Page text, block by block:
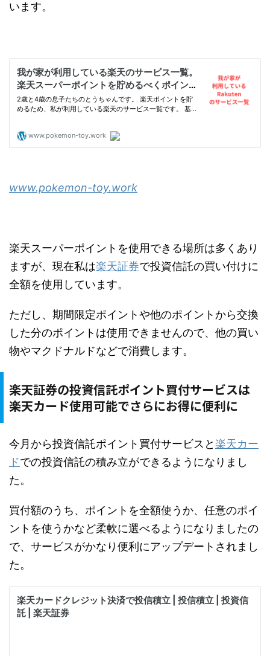
います。
www.pokemon-toy.work
楽天スーパーポイントを使用できる場所は多くあり
ますが、現在私は楽天証券で投資信託の買い付けに
全額を使用しています。
ただし、期間限定ポイントや他のポイントから交換
した分のポイントは使用できませんので、他の買い
物やマクドナルドなどで消費します。
楽天証券の投資信託ポイント買付サービスは
楽天カード使用可能でさらにお得に便利に
今月から投資信託ポイント買付サービスと楽天カー
ドでの投資信託の積み立ができるようになりまし
た。
買付額のうち、ポイントを全額使うか、任意のポイ
ントを使うかなど柔軟に選べるようになりましたの
で、サービスがかなり便利にアップデートされまし
た。